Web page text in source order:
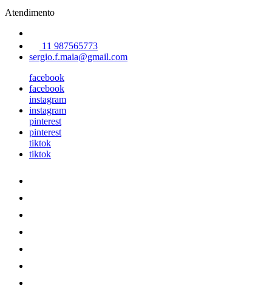
Atendimento
11 987565773
sergio.f.maia@gmail.com
facebook
facebook
instagram
instagram
pinterest
pinterest
tiktok
tiktok